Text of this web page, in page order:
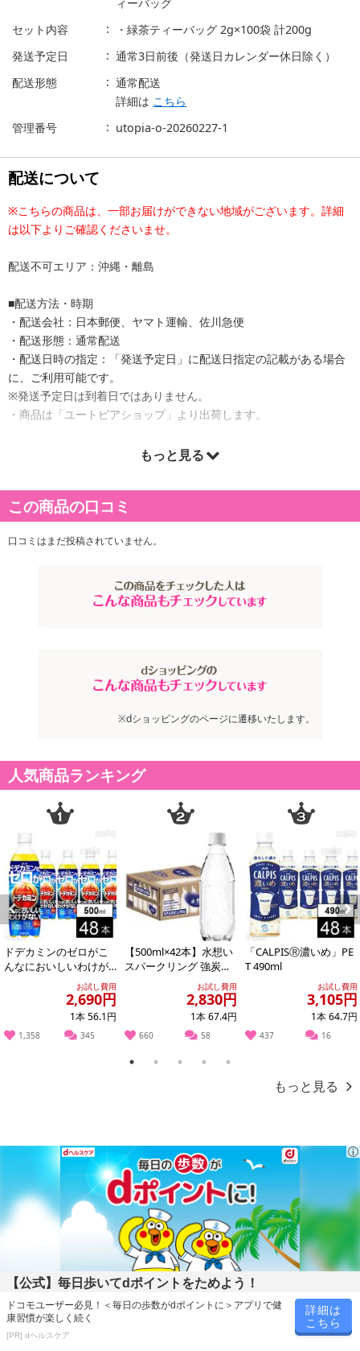
ィーバッグ
セット内容
・緑茶ティーバッグ 2g×100袋 計200g
発送予定日
通常3日前後（発送日カレンダー休日除く）
配送形態
通常配送
詳細は こちら
管理番号
utopia-o-20260227-1
配送について
※こちらの商品は、一部お届けができない地域がございます。詳細
は以下よりご確認くださいませ。
配送不可エリア：沖縄・離島
■配送方法・時期
・配送会社：日本郵便、ヤマト運輸、佐川急便
・配送形態：通常配送
・配送日時の指定：「発送予定日」に配送日指定の記載がある場合
に、ご利用可能です。
※発送予定日は到着日ではありません。
・商品は「ユートピアショップ」より出荷します。
毎日の一杯にちょうどいい、使いやすい大容量タイプの緑茶ティー
お茶づくりにこだわる「お茶の丸幸」が手がけた、お徳用緑茶ティ
急須がなくても、カップやマグボトルに入れてお湯を注ぐだけで、
手軽に本格的な緑茶の味わいをお楽しみいただけます。
もっと見る
この商品の口コミ
口コミはまだ投稿されていません。
※dショッピングのページに遷移いたします。
人気商品ランキング
Previous
ドデカミンのゼロがこ
んなにおいしいわけが
お試し費用
2,690円
1本 56.1円
1,358 345
【500ml×42本】水想い
スパークリング 強炭酸
水 500ml ラベルレスお試し費用
2,830円
1本 67.4円
660 58
「CALPISⓇ濃いめ」PE
T 490ml
お試し費用
3,105円
1本 64.7円
437 16
Next
1 2 3 4 5
もっと見る
【公式】毎日歩いてdポイントをためよう！
ドコモユーザー必見！＜毎日の歩数がdポイントに＞アプリで健
康習慣が楽しく続く
[PR] dヘルスケア
詳細は
こちら